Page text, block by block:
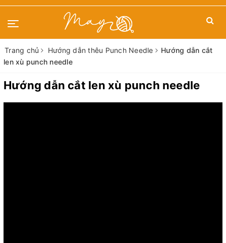
Trang chủ Hướng dẫn thêu Punch Needle
Hướng dẫn cắt
len xù punch needle
Hướng dẫn cắt len xù punch needle